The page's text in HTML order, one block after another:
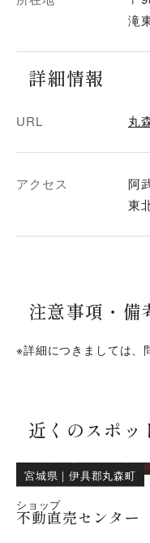
滝
詳細情報
URL 丸
アクセス
阿
東
注意事項・ 備
※詳細につきましては、
近くのスポッ
宮城県 ｜伊具郡丸森町
ショップ
不動直売センター